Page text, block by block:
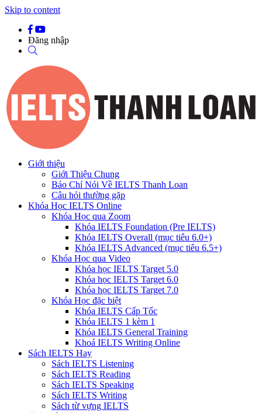
Skip to content
Đăng nhập
Giới thiệu
Giới Thiệu Chung
Báo Chí Nói Về IELTS Thanh Loan
Câu hỏi thường gặp
Khóa Học IELTS Online
Khóa Học qua Zoom
Khóa IELTS Foundation (Pre IELTS)
Khóa IELTS Overall (mục tiêu 6.0+)
Khóa IELTS Advanced (mục tiêu 6.5+)
Khóa Học qua Video
Khóa học IELTS Target 5.0
Khóa học IELTS Target 6.0
Khóa học IELTS Target 7.0
Khóa Học đặc biệt
Khóa IELTS Cấp Tốc
Khóa IELTS 1 kèm 1
Khóa IELTS General Training
Khoá IELTS Writing Online
Sách IELTS Hay
Sách IELTS Listening
Sách IELTS Reading
Sách IELTS Speaking
Sách IELTS Writing
Sách từ vựng IELTS